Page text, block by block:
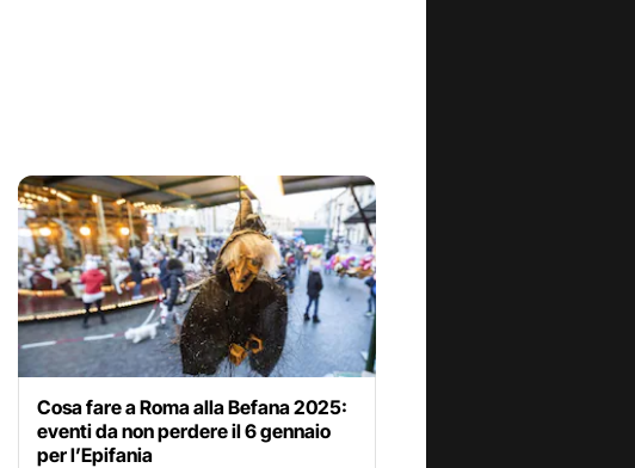
Cosa fare a Roma alla Befana 2025:
eventi da non perdere il 6 gennaio
per l’Epifania